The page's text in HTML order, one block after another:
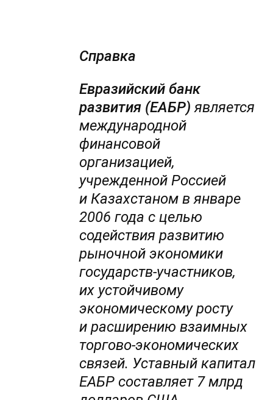
Справка
Евразийский банк
развития (ЕАБР) является
международной
финансовой
организацией,
учрежденной Россией
и Казахстаном в январе
2006 года с целью
содействия развитию
рыночной экономики
государств-участников,
их устойчивому
экономическому росту
и расширению взаимных
торгово-экономических
связей. Уставный капитал
ЕАБР составляет 7 млрд